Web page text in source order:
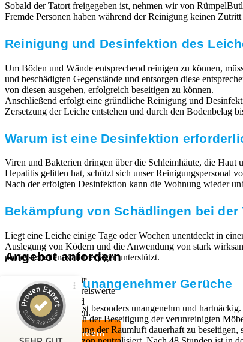
Sobald der Tatort freigegeben ist, nehmen wir von
Fremde Personen haben während der Reinigung keinen
Reinigung und Desinfektion des
Um Böden und Wände entsprechend reinigen zu können,
und beschädigten Gegenstände und entsorgen diese
von diesen ausgehen, erfolgreich beseitigen zu können.
Anschließend erfolgt eine gründliche Reinigung und
Zersetzung der Leiche entstehen und durch den Bodenbelag
Warum ist eine Desinfektion
Viren und Bakterien dringen über die Schleimhäute, die
Hepatitis gelitten hat, schützt sich unser Reinigungspersonal
Nach der erfolgten Desinfektion kann die Wohnung wieder
Bekämpfung von Schädlingen bei
Liegt eine Leiche einige Tage oder Wochen unentdeckt in
Auslegung von Ködern und die Anwendung von stark
professionellen Kammerjäger unterstützt.
Beseitigung unangenehmer Gerüche
Der Leichengeruch ist besonders unangenehm und
festsetzen. Auch nach der Beseitigung der verunreinigten
Um die Verunreinigung der Raumluft dauerhaft zu
Angebot anfordern
Wir sind Experten für
professionelle und preiswerte
Entrümpelungen und
Haushaltsauflösungen.
Angebot anfordern
Kundenbewertungen und Erfahrungen zu
RümpelButler